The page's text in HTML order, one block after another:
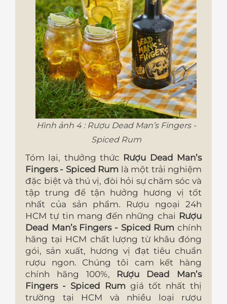
Hình ảnh 4 : Rượu Dead Man’s Fingers -
Spiced Rum
Tóm lại, thưởng thức Rượu Dead Man’s
Fingers - Spiced Rum là một trải nghiệm
đặc biệt và thú vị, đòi hỏi sự chăm sóc và
tập trung để tận hưởng hương vị tốt
nhất của sản phẩm. Rượu ngoại 24h
HCM tự tin mang đến những chai Rượu
Dead Man’s Fingers - Spiced Rum chính
hãng tại HCM chất lượng từ khâu đóng
gói, sản xuất, hương vị đạt tiêu chuẩn
rượu ngon. Chúng tôi cam kết hàng
chính hãng 100%, Rượu Dead Man’s
Fingers - Spiced Rum giá tốt nhất thị
trường tại HCM và nhiều loại rượu